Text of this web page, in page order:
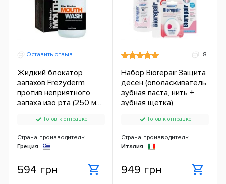
Оставить отзыв
Жидкий блокатор
запахов Frezyderm
против неприятного
запаха изо рта (250 мл.)
Готов к отправке
Страна-производитель:
Греция
594 грн
8
Набор Biorepair Защита
десен (ополаскиватель,
зубная паста, нить +
зубная щетка)
Готов к отправке
Страна-производитель:
Италия
949 грн